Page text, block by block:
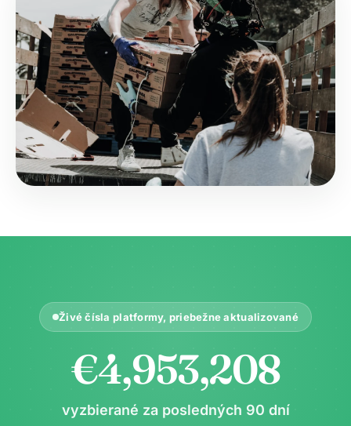
Živé čísla platformy, priebežne aktualizované
€4,953,208
vyzbierané za posledných 90 dní